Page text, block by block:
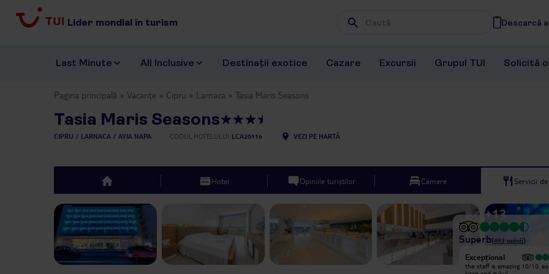
Lider mondial în turism Wpisz frazę, której szukasz
Descarcă
Last Minute All Inclusive Destinații exotice Cazare Excursii Grupul TUI Solicită
Pagina principală Vacanțe Cipru Larnaca Tasia Maris Seasons
Tasia Maris Seasons
CIPRU LARNACA AYIA NAPA CODUL HOTELULUI LCA20116 VEZI PE HARTĂ
top Hotel Opiniile turiștilor Camere Servicii
Previous slide +13
Superb(493 opinii)
Excepțional
Great hotel and the staff are
Excepțional
the staff is amazing 10/10.